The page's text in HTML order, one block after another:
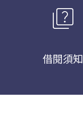
quiz
借閱須知